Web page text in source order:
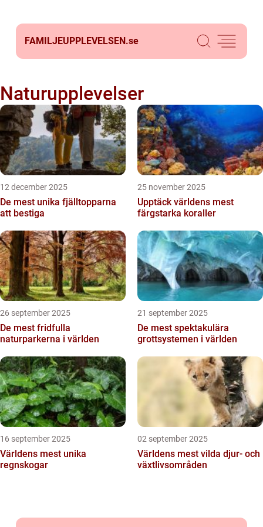
FAMILJEUPPLEVELSEN.se
Naturupplevelser
12 december 2025
De mest unika fjälltopparna
att bestiga
25 november 2025
Upptäck världens mest
färgstarka koraller
26 september 2025
De mest fridfulla
naturparkerna i världen
21 september 2025
De mest spektakulära
grottsystemen i världen
16 september 2025
Världens mest unika
regnskogar
02 september 2025
Världens mest vilda djur- och
växtlivsområden